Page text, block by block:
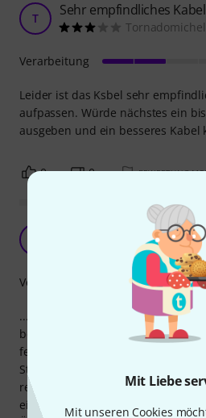
Mit Liebe
Mit unseren Cookies
T Sehr empfindliches Kabel
Leider ist das Ksbel sehr
aufpassen. Würde nächstes ein
ausgeben und ein besseres Kabel
Verarbeitung
0 0 BEWERTUNG
Material sehr solide,
Südseele
.... der Stecker muss leider
bereits 2 mal dieses Kabel gekauft
feststellen, dass ein Wackelkontakt
Stereoklinkenstecker auftritt. Da,
recht dick ist, ist es eine ganz
einen entsprechenden Stecker
Verarbeitung